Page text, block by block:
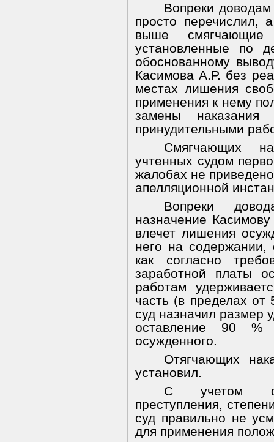
Вопреки
просто перечислил,
выше смягчающие
установленные по
обоснованному
Касимова А.Р. без
местах лишения
применения к нему
замены
принудительными
Смягчающих
учтенных судом
жалобах не
апелляционной
Вопреки
назначение
влечет лишения
него на содержании,
как согласно
заработной платы
работам
часть (в пределах
суд назначил размер
оставление 90 %
осужденного.
Отягчающих
установил.
С учетом
преступления,
суд правильно не
для применения